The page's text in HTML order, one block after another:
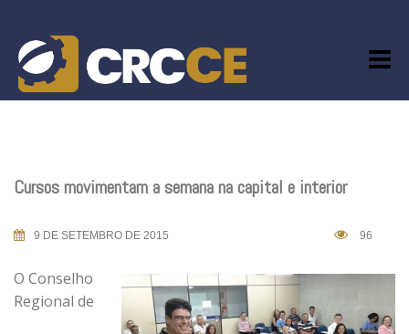
content
Cursos movimentam a semana na capital e interior
9 DE SETEMBRO DE 2015 96
O Conselho
Regional de